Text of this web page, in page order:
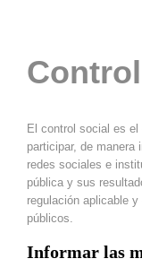
​El control social es
participar, de manera
redes sociales e
pública y sus
regulación aplicable
públicos.
Informar las